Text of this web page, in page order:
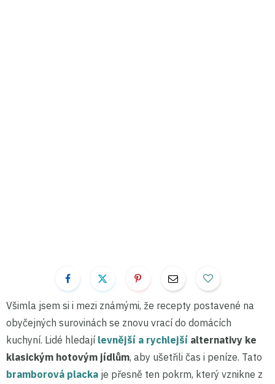
Všimla jsem si i mezi známými, že recepty postavené na
obyčejných surovinách se znovu vrací do domácích
kuchyní. Lidé hledají levnější a rychlejší alternativy ke
klasickým hotovým jídlům, aby ušetřili čas i peníze. Tato
bramborová placka je přesně ten pokrm, který vznikne z